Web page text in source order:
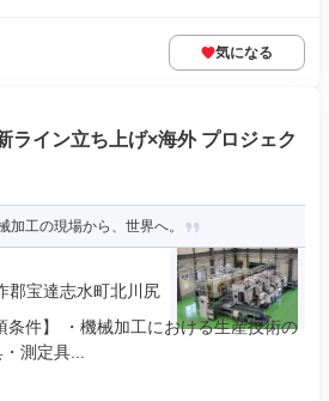
気になる
ライン立ち上げ×海外 プロジェク
工の現場から、世界へ。
郡宝達志水町北川尻
条件】 ・機械加工における生産技術の
測定具...